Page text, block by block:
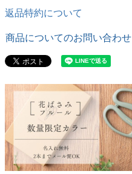
返品特約について
商品についてのお問い合わせ